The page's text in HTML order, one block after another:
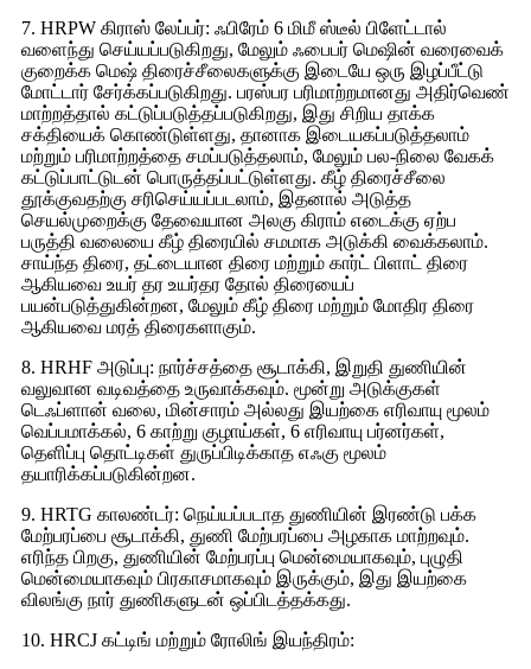
7. HRPW கிராஸ் லேப்பர்: ஃபிரேம் 6 மிமீ ஸ்டீல் பிளேட்டால்
வளைந்து செய்யப்படுகிறது, மேலும் ஃபைபர் மெஷின் வரைவைக்
குறைக்க மெஷ் திரைச்சீலைகளுக்கு இடையே ஒரு இழப்பீட்டு
மோட்டார் சேர்க்கப்படுகிறது. பரஸ்பர பரிமாற்றமானது அதிர்வெண்
மாற்றத்தால் கட்டுப்படுத்தப்படுகிறது, இது சிறிய தாக்க
சக்தியைக் கொண்டுள்ளது, தானாக இடையகப்படுத்தலாம்
மற்றும் பரிமாற்றத்தை சமப்படுத்தலாம், மேலும் பல-நிலை வேகக்
கட்டுப்பாட்டுடன் பொருத்தப்பட்டுள்ளது. கீழ் திரைச்சீலை
தூக்குவதற்கு சரிசெய்யப்படலாம், இதனால் அடுத்த
செயல்முறைக்கு தேவையான அலகு கிராம் எடைக்கு ஏற்ப
பருத்தி வலையை கீழ் திரையில் சமமாக அடுக்கி வைக்கலாம்.
சாய்ந்த திரை, தட்டையான திரை மற்றும் கார்ட் பிளாட் திரை
ஆகியவை உயர் தர உயர்தர தோல் திரையைப்
பயன்படுத்துகின்றன, மேலும் கீழ் திரை மற்றும் மோதிர திரை
ஆகியவை மரத் திரைகளாகும்.
8. HRHF அடுப்பு: நார்ச்சத்தை சூடாக்கி, இறுதி துணியின்
வலுவான வடிவத்தை உருவாக்கவும். மூன்று அடுக்குகள்
டெஃப்ளான் வலை, மின்சாரம் அல்லது இயற்கை எரிவாயு மூலம்
வெப்பமாக்கல், 6 காற்று குழாய்கள், 6 எரிவாயு பர்னர்கள்,
தெளிப்பு தொட்டிகள் துருப்பிடிக்காத எஃகு மூலம்
தயாரிக்கப்படுகின்றன.
9. HRTG காலண்டர்: நெய்யப்படாத துணியின் இரண்டு பக்க
மேற்பரப்பை சூடாக்கி, துணி மேற்பரப்பை அழகாக மாற்றவும்.
எரிந்த பிறகு, துணியின் மேற்பரப்பு மென்மையாகவும், புழுதி
மென்மையாகவும் பிரகாசமாகவும் இருக்கும், இது இயற்கை
விலங்கு நார் துணிகளுடன் ஒப்பிடத்தக்கது.
10. HRCJ கட்டிங் மற்றும் ரோலிங் இயந்திரம்: